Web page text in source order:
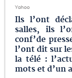
Yahoo
Ils l’ont
salles, ils
conf’de
l’ont dit sur
la télé :
mots et d’un